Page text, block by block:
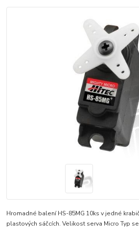
Hromadné balení HS-85MG 10ks v jedné
plastových sáčcích. Velikost serva Micro Typ